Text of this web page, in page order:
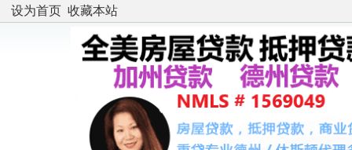
设为首页 收藏本站